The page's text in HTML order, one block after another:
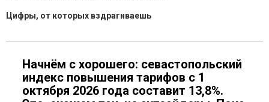
Цифры, от которых вздрагиваешь
Начнём с хорошего: севастопольский
индекс повышения тарифов с 1
октября 2026 года составит 13,8%.